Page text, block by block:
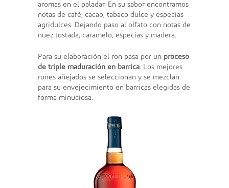
aromas en el paladar. En su sabor encontramos
notas de café, cacao, tabaco dulce y especias
agridulces. Dejando paso al olfato con notas de
nuez tostada, caramelo, especias y madera.
Para su elaboración el ron pasa por un proceso
de triple maduración en barrica. Los mejores
rones añejados se seleccionan y se mezclan
para su envejecimiento en barricas elegidas de
forma minuciosa.